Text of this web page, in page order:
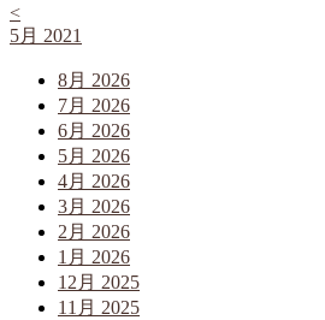
<
5月 2021
8月 2026
7月 2026
6月 2026
5月 2026
4月 2026
3月 2026
2月 2026
1月 2026
12月 2025
11月 2025